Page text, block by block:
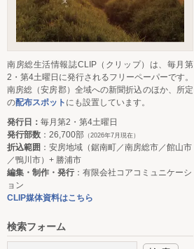
南房総生活情報誌CLIP（クリップ）は、毎月第
2・第4土曜日に発行されるフリーペーパーです。
南房総（安房郡）全域への新聞折込のほか、所定
の配布スポット にも設置しています。
発行日： 毎月第2・第4土曜日
発行部数 ：26,700部 （2026年7月現在）
折込範囲 ：安房地域（鋸南町／南房総市／館山市
／鴨川市）+ 勝浦市
編集・制作・発行：有限会社コアコミュニケーシ
ョン
CLIP媒体資料はこちら
検索フォーム